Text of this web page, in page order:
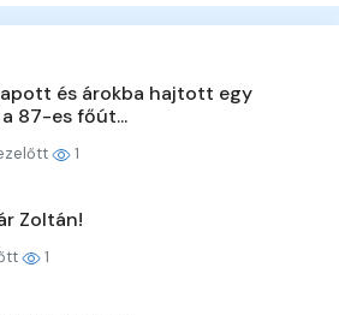
és árokba hajtott egy
87-es főút...
1
Zoltán!
1